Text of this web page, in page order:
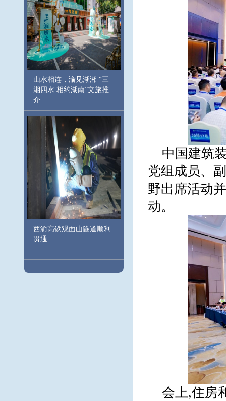
山水相连，渝见湖湘 “三
湘四水 相约湖南”文旅推
介
西渝高铁观面山隧道顺利
贯通
中国建筑
党组成员、
野出席活动
动。
会上,住房